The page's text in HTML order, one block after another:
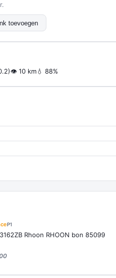
P1
Rhoon RHOON bon 85099
toevoegen
👁 10 km💧 88%